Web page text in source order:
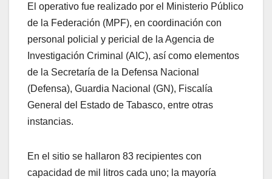
El operativo fue realizado por el Ministerio Público
de la Federación (MPF), en coordinación con
personal policial y pericial de la Agencia de
Investigación Criminal (AIC), así como elementos
de la Secretaría de la Defensa Nacional
(Defensa), Guardia Nacional (GN), Fiscalía
General del Estado de Tabasco, entre otras
instancias.
En el sitio se hallaron 83 recipientes con
capacidad de mil litros cada uno; la mayoría